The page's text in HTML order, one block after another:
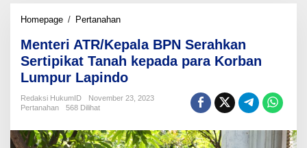
Homepage / PertanahanMenteri
BPN
Serahkan
Sertipikat
Tanah
kepada
para
Lumpur
Lapindo
Menteri ATR/Kepala BPN Serahkan
Sertipikat Tanah kepada para Korban
Lumpur Lapindo
Redaksi HukumID
November 23, 2023
Pertanahan
568 Dilihat